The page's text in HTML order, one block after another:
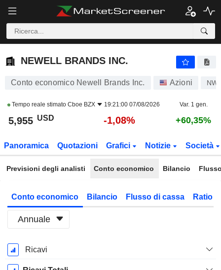
NEWELL BRANDS INC.
NEWELL BRANDS INC.
Conto economico Newell Brands Inc. Azioni
Tempo reale stimato Cboe BZX 19:21:00 07/08/2026 Var. 1 gen.
5,955 USD -1,08% +60,35%
Panoramica Quotazioni Grafici Notizie Società
Previsioni degli analisti Conto economico Bilancio
Conto economico Bilancio Flusso di cassa Ratio
Annuale
Periodo
Fiscale:
Ricavi